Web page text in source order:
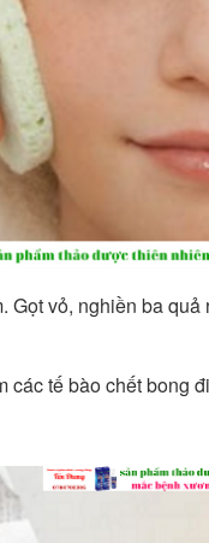
vỏ, nghiền ba quả
các tế bào chết bong đi